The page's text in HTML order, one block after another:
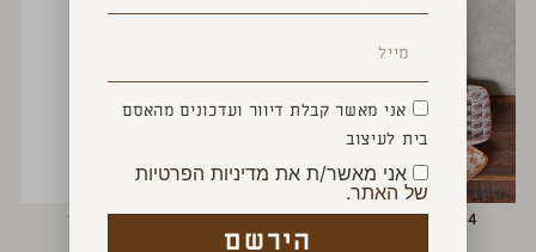
4 צלחות הגשה פלאבלה שישיית כוסות הרולד
אני מאשר קבלת דיוור ועדכונים מהאסם
בית לעיצוב
אני מאשר/ת את מדיניות הפרטיות
של האתר.
הירשם